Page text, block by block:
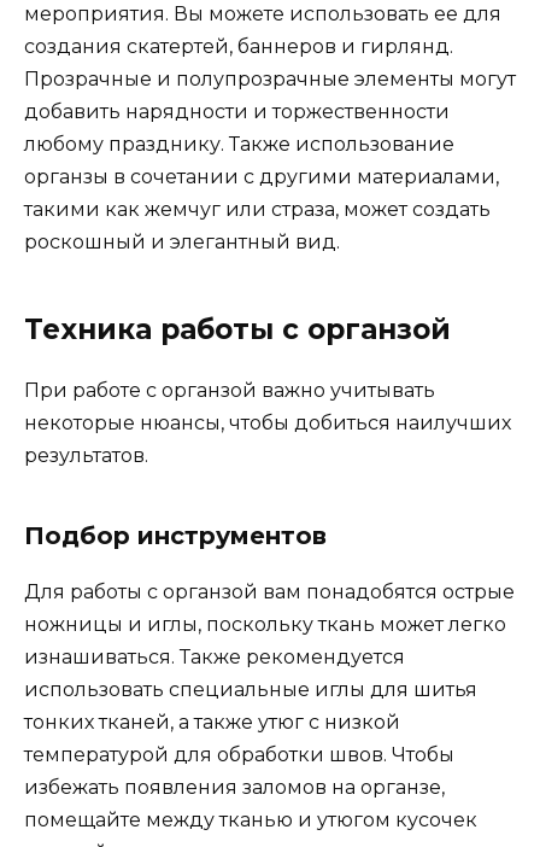
мероприятия. Вы можете использовать ее для
создания скатертей, баннеров и гирлянд.
Прозрачные и полупрозрачные элементы могут
добавить нарядности и торжественности
любому празднику. Также использование
органзы в сочетании с другими материалами,
такими как жемчуг или страза, может создать
роскошный и элегантный вид.
Техника работы с органзой
При работе с органзой важно учитывать
некоторые нюансы, чтобы добиться наилучших
результатов.
Подбор инструментов
Для работы с органзой вам понадобятся острые
ножницы и иглы, поскольку ткань может легко
изнашиваться. Также рекомендуется
использовать специальные иглы для шитья
тонких тканей, а также утюг с низкой
температурой для обработки швов. Чтобы
избежать появления заломов на органзе,
помещайте между тканью и утюгом кусочек